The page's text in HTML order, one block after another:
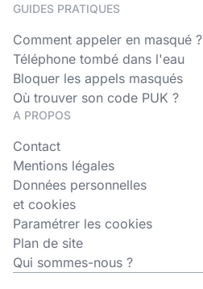
GUIDES PRATIQUES
Comment appeler en masqué ?
Téléphone tombé dans l'eau
Bloquer les appels masqués
Où trouver son code PUK ?
A PROPOS
Contact
Mentions légales
Données personnelles
et cookies
Paramétrer les cookies
Plan de site
Qui sommes-nous ?